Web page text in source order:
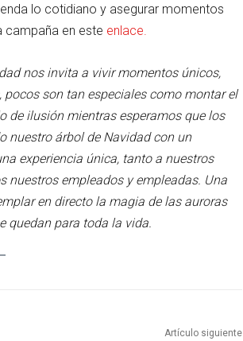
lo cotidiano y asegurar momentos
campaña en este enlace.
nos invita a vivir momentos únicos,
son tan especiales como montar el
de ilusión mientras esperamos que los
nuestro árbol de Navidad con un
experiencia única, tanto a nuestros
nuestros empleados y empleadas. Una
en directo la magia de las auroras
quedan para toda la vida.
Artículo siguiente